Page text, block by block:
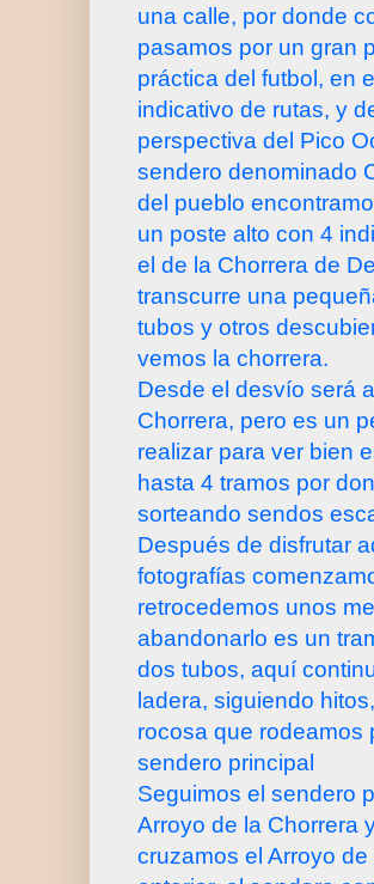
una calle, por donde
pasamos por un gran
práctica del futbol, en
indicativo de rutas, y
perspectiva del Pico
sendero denominado
del pueblo
un poste alto con 4
el de la Chorrera de
transcurre una
tubos y otros
vemos la chorrera.
Desde el desvío será
Chorrera, pero es un
realizar para ver bien
hasta 4 tramos por
sorteando sendos
Después de disfrutar
fotografías
retrocedemos unos
abandonarlo es un
dos tubos, aquí
ladera, siguiendo
rocosa que rodeamos
sendero principal
Seguimos el sendero
Arroyo de la Chorrera
cruzamos el Arroyo